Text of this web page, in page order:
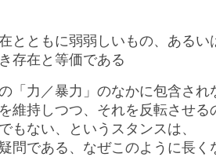
とともに弱弱しいもの、あるい
存在と等価である
「力／暴力」のなかに包含され
維持しつつ、それを反転させる
もない、というスタンスは、
問である、なぜこのように長く